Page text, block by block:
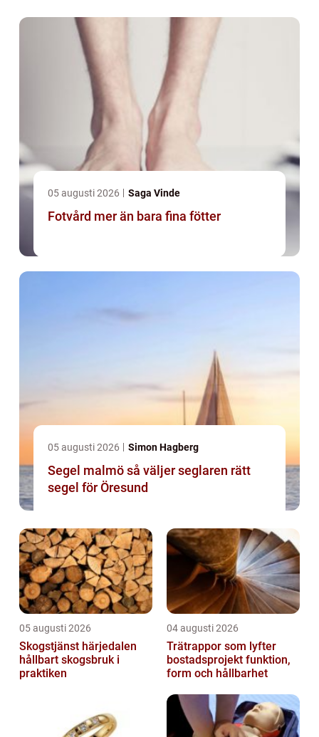
05 augusti 2026 Saga Vinde
Fotvård mer än bara fina fötter
05 augusti 2026 Simon Hagberg
Segel malmö så väljer seglaren rätt
segel för Öresund
05 augusti 2026
Skogstjänst härjedalen
hållbart skogsbruk i
praktiken
04 augusti 2026
Trätrappor som lyfter
bostadsprojekt funktion,
form och hållbarhet